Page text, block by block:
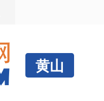
黄山